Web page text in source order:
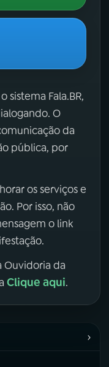
sistema Fala.BR,
O
da
pública, por
os serviços e
Por isso, não
o link
Ouvidoria da
Clique aqui.
›